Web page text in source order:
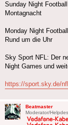
Sunday Night
Montagnacht
Monday Night
Rund um die Uhr
Sky Sport NFL: Der
Night Games und
https://sport.sky.de/
Beatmaster
Moderator/